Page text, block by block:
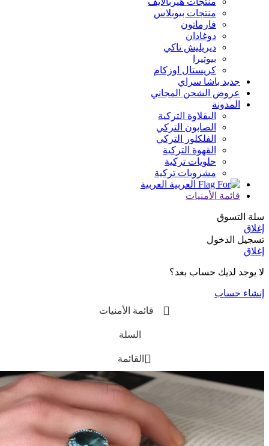
منتجات بيوبلاس
فارماتون
دوغادان
ديريليش تاكي
بيوتيرا
كريستال اوزكام
جديد باشا سراي
عروض الشحن المجاني
المدونة
البقلاوة التركية
الصابون التركي
الفلكلور التركي
القهوة التركية
حلويات تركية
مشروبات تركية
العربية
قائمة الأمنيات
سلة التسوق
إغلاق
تسجيل الدخول
إغلاق
لا يوجد لديك حساب بعد؟
إنشاء حساب
قائمة الأمنيات
السلة
القائمة